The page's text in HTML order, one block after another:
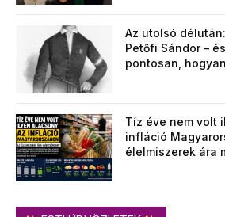
Az utolsó
Petőfi Sándor –
pontosan,
Tíz éve nem volt
infláció
élelmiszerek ára